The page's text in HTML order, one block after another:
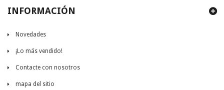
INFORMACIÓN
Novedades
¡Lo más vendido!
Contacte con nosotros
mapa del sitio